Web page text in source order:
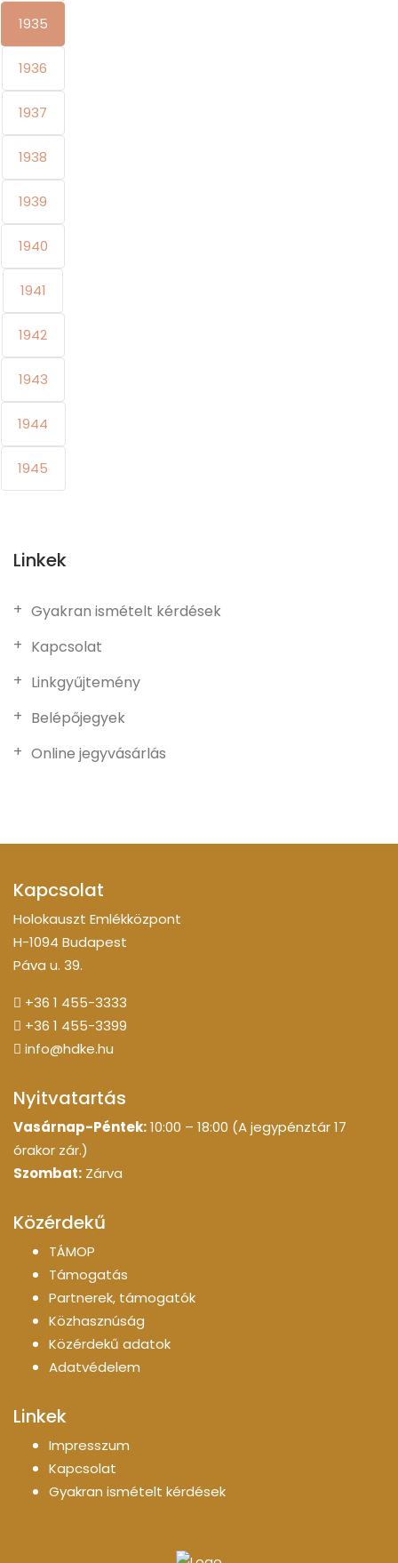
1935
1936
1937
1938
1939
1940
1941
1942
1943
1944
1945
Linkek
Gyakran ismételt kérdések
Kapcsolat
Linkgyűjtemény
Belépőjegyek
Online jegyvásárlás
Kapcsolat
Holokauszt Emlékközpont
H-1094 Budapest
Páva u. 39.
+36 1 455-3333
+36 1 455-3399
info@hdke.hu
Nyitvatartás
Vasárnap-Péntek:10:00 – 18:00 (A jegypénztár 17
órakor zár.)
Szombat: Zárva
Közérdekű
TÁMOP
Támogatás
Partnerek, támogatók
Közhasznúság
Közérdekű adatok
Adatvédelem
Linkek
Impresszum
Kapcsolat
Gyakran ismételt kérdések